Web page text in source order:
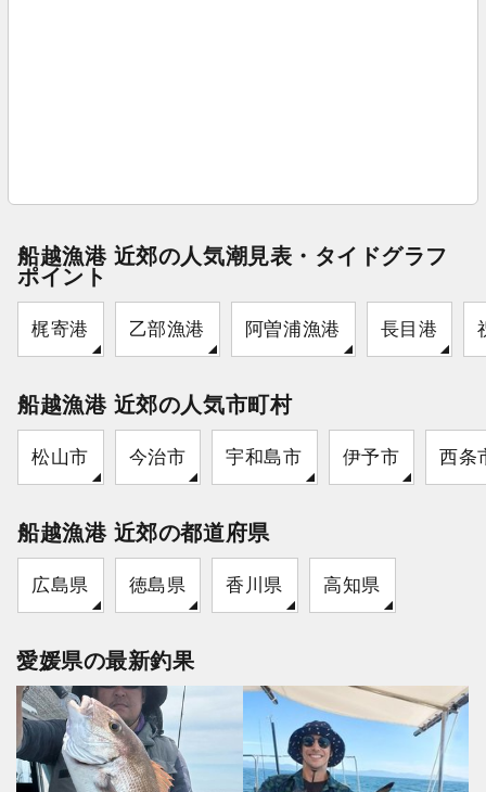
船越漁港 近郊の人気潮見表・タイドグラフ
ポイント
梶寄港 乙部漁港 阿曽浦漁港 長目港
船越漁港 近郊の人気市町村
松山市 今治市 宇和島市 伊予市 西条
船越漁港 近郊の都道府県
広島県 徳島県 香川県 高知県
愛媛県の最新釣果